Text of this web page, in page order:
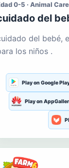
0-5 · Animal Care
del
del bebé,
los niños .
Play on Google
Play on